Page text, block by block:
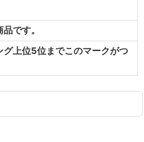
です。
グ上位5位までこのマークがつ